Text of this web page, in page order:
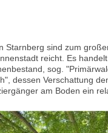
Starnberg sind zum
reicht. Es
sog.
dessen Verschattung
am Boden ein